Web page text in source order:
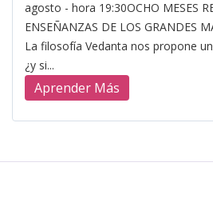
agosto - hora 19:30OCHO MESES
ENSEÑANZAS DE LOS GRANDES
La filosofía Vedanta nos propone
¿y si...
Aprender Más